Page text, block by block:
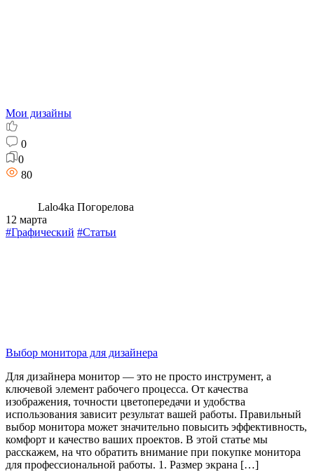
Мои дизайны
0
0
80
Lalo4ka Погорелова
12 марта
#Графический #Статьи
Выбор монитора для дизайнера
Для дизайнера монитор — это не просто инструмент, а
ключевой элемент рабочего процесса. От качества
изображения, точности цветопередачи и удобства
использования зависит результат вашей работы. Правильный
выбор монитора может значительно повысить эффективность,
комфорт и качество ваших проектов. В этой статье мы
расскажем, на что обратить внимание при покупке монитора
для профессиональной работы. 1. Размер экрана […]